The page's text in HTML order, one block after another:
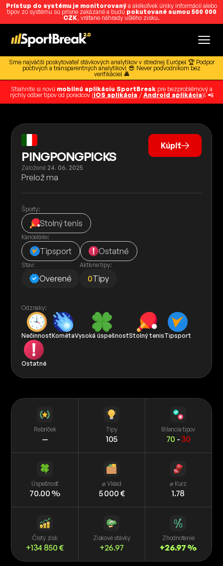
Prístup do systému je monitorovaný a akékoľvek úniky informácií alebo
tipov zo systému sú prísne zakázané a budú pokutované sumou 500 000
CZK, vrátane náhrady ušlého zisku.
Sme najväčší poskytovateľ stávkových analytikov v strednej Európe! 🏆 Podpor
poctivých a transparentných analytikov! 😎 Never podvodníkom bez
verifikácie! 🚔
Stiahnite si novú mobilnú aplikáciu SportBreakpre bezproblémový a
rýchly odber tipov od poradcov (iOS aplikácia / Android aplikácia)! 📲
PINGPONGPICKS
Založené 24. 06. 2025
Kúpiť
Prelož ma
Športy:
Stolný tenis
Kancelárie:
Tipsport Ostatné
Stav:
Overené
Aktívne tipy:
0Tipy
Odznaky:
NečinnosťKométaVysoká úspešnosťStolný tenisTipsport
Ostatné
Rebríček
—
Tipy
105
Bilancia tipov
70 - 30
Úspešnosť
70.00 %
⌀ Vklad
5 000 €
⌀ Kurz
1.78
Čistý zisk
+134 850 €
Ziskové stávky
+26.97
Zhodnotenie
+26.97 %